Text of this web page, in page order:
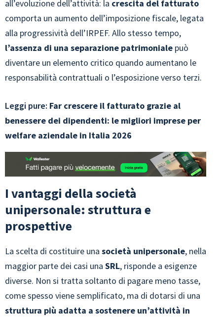
all’evoluzione dell’attività: la crescita del fatturato
comporta un aumento dell’imposizione fiscale, legata
alla progressività dell’IRPEF. Allo stesso tempo,
l’assenza di una separazione patrimoniale può
diventare un elemento critico quando aumentano le
responsabilità contrattuali o l’esposizione verso terzi.
Leggi pure: Far crescere il fatturato grazie al
benessere dei dipendenti: le migliori imprese per
welfare aziendale in Italia 2026
I vantaggi della società
unipersonale: struttura e
prospettive
La scelta di costituire una società unipersonale, nella
maggior parte dei casi una SRL, risponde a esigenze
diverse. Non si tratta soltanto di pagare meno tasse,
come spesso viene semplificato, ma di dotarsi di una
struttura più adatta a sostenere un’attività in